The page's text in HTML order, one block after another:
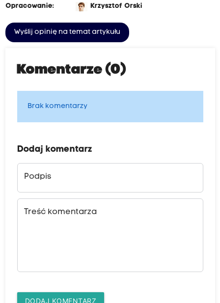
Opracowanie:
Krzysztof Orski
Wyślij opinię na temat artykułu
Komentarze (0)
Brak komentarzy
Dodaj komentarz
Podpis
Treść komentarza
DODAJ KOMENTARZ